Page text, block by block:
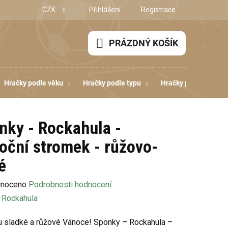
CZK Přihlášení Registrace
NÁKUPNÍ
KOŠÍK
PRÁZDNÝ KOŠÍK
Hračky podle věku Hračky podle typu Hračky podle
- Rockahula -
stromek - růžovo-
Podrobnosti hodnocení
Rockahula
sladké a růžové Vánoce! Sponky – Rockahula –